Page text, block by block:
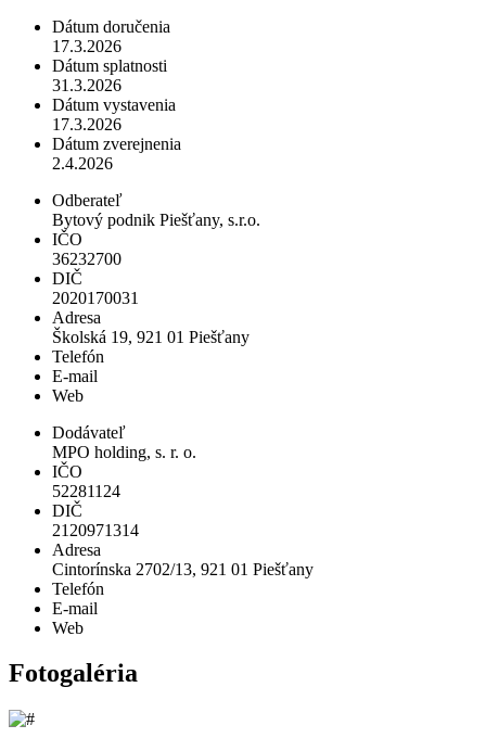
Dátum doručenia
17.3.2026
Dátum splatnosti
31.3.2026
Dátum vystavenia
17.3.2026
Dátum zverejnenia
2.4.2026
Odberateľ
Bytový podnik Piešťany, s.r.o.
IČO
36232700
DIČ
2020170031
Adresa
Školská 19, 921 01 Piešťany
Telefón
E-mail
Web
Dodávateľ
MPO holding, s. r. o.
IČO
52281124
DIČ
2120971314
Adresa
Cintorínska 2702/13, 921 01 Piešťany
Telefón
E-mail
Web
Fotogaléria